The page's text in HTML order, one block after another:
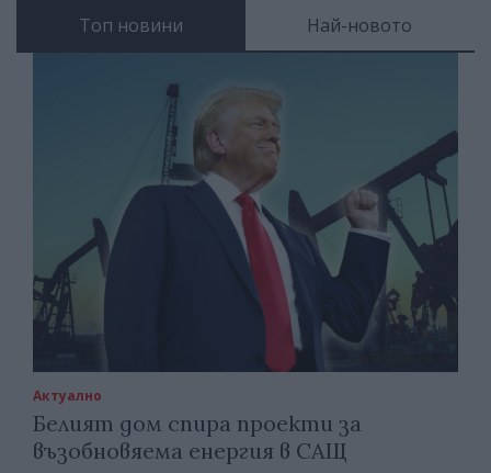
Топ новини Най-новото
Актуално
Белият дом спира проекти за
възобновяема енергия в САЩ